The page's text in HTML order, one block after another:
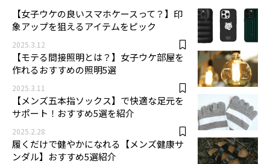
【女子ウケの良いスマホケースって？】印
象アップを狙えるアイテムをピック
2025.3.12
【モテる間接照明とは？】女子ウケ部屋を
作れるおすすめの照明5選
2025.3.11
【メンズ五本指ソックス】で快適な足元を
サポート！おすすめ5選を紹介
2025.2.28
履くだけで健やかになれる【メンズ健康サ
ンダル】おすすめ5選紹介